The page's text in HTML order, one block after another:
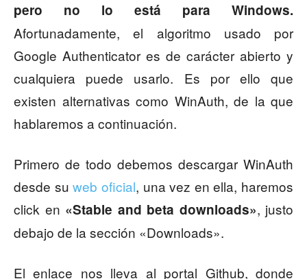
pero no lo está para Windows.
Afortunadamente, el algoritmo usado por
Google Authenticator es de carácter abierto y
cualquiera puede usarlo. Es por ello que
existen alternativas como WinAuth, de la que
hablaremos a continuación.
Primero de todo debemos descargar WinAuth
desde suweb oficial, una vez en ella, haremos
click en «Stable and beta downloads», justo
debajo de la sección «Downloads».
El enlace nos lleva al portal Github, donde